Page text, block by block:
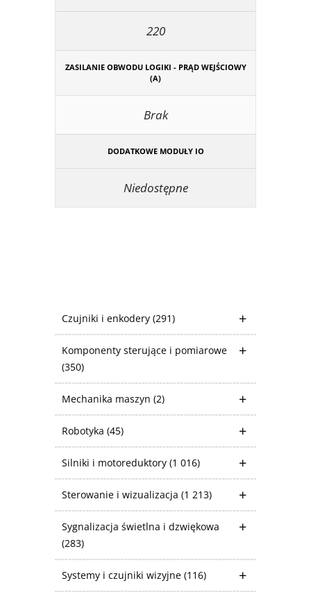
Czujniki i enkodery (291)
Komponenty sterujące i pomiarowe
(350)
Mechanika maszyn (2)
Robotyka (45)
Silniki i motoreduktory (1 016)
Sterowanie i wizualizacja (1 213)
Sygnalizacja świetlna i dzwiękowa
(283)
Systemy i czujniki wizyjne (116)
220
ZASILANIE OBWODU LOGIKI - PRĄD WEJŚCIOWY
(A)
Brak
DODATKOWE MODUŁY IO
Niedostępne